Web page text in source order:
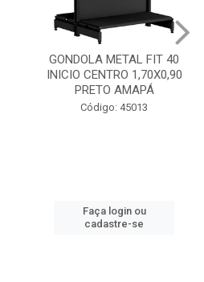
GONDOLA METAL FIT 40
INICIO CENTRO 1,70X0,90
PRETO AMAPÁ
Código: 45013
Faça login ou
cadastre-se